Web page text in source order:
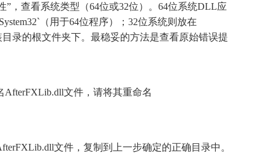
”，查看系统类型（64位或32位）。64位系统DLL应
（用于64位程序）；32位系统则放在
目录的根文件夹下。最稳妥的方法是查看原始错误提
AfterFXLib.dll文件，请将其重命名
文件，复制到上一步确定的正确目录中。